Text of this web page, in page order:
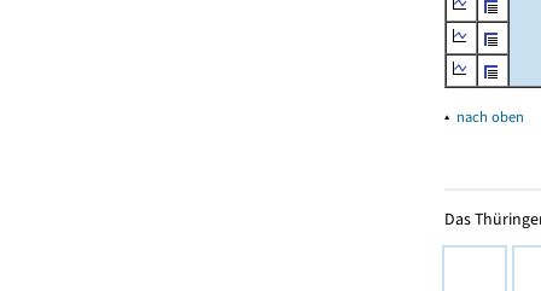
▴ nach oben
Das